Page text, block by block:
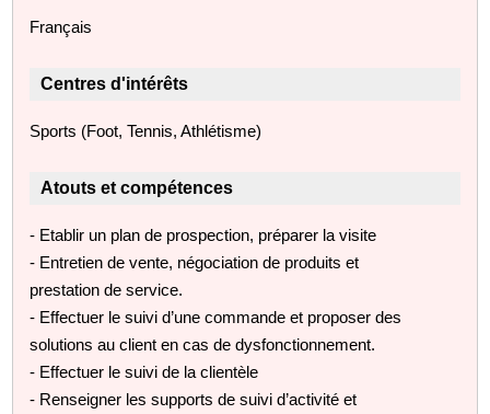
Français
Centres d'intérêts
Sports (Foot, Tennis, Athlétisme)
Atouts et compétences
- Etablir un plan de prospection, préparer la visite
- Entretien de vente, négociation de produits et
prestation de service.
- Effectuer le suivi d’une commande et proposer des
solutions au client en cas de dysfonctionnement.
- Effectuer le suivi de la clientèle
- Renseigner les supports de suivi d’activité et